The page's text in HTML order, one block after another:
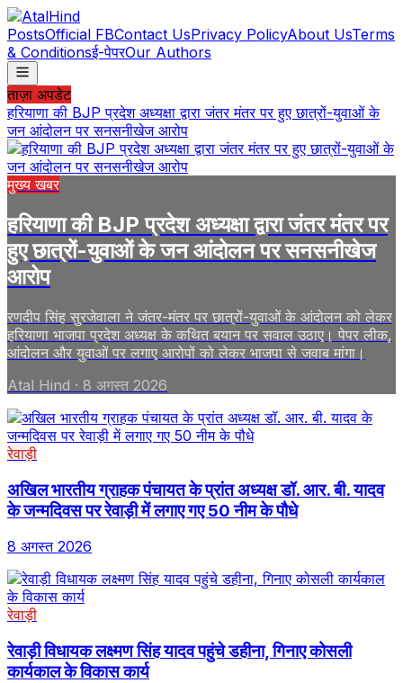
PostsOfficial FBContact UsPrivacy PolicyAbout UsTerms
& Conditionsई-पेपरOur Authors
ताज़ा अपडेट
हरियाणा की BJP प्रदेश अध्यक्षा द्वारा जंतर मंतर पर हुए छात्रों-युवाओं के
जन आंदोलन पर सनसनीखेज आरोप
मुख्य खबर
हरियाणा की BJP प्रदेश अध्यक्षा द्वारा जंतर मंतर पर
हुए छात्रों-युवाओं के जन आंदोलन पर सनसनीखेज
आरोप
रणदीप सिंह सुरजेवाला ने जंतर-मंतर पर छात्रों-युवाओं के आंदोलन को लेकर
हरियाणा भाजपा प्रदेश अध्यक्ष के कथित बयान पर सवाल उठाए। पेपर लीक,
आंदोलन और युवाओं पर लगाए आरोपों को लेकर भाजपा से जवाब मांगा।
Atal Hind · 8 अगस्त 2026
रेवाड़ी
अखिल भारतीय ग्राहक पंचायत के प्रांत अध्यक्ष डॉ. आर. बी. यादव
के जन्मदिवस पर रेवाड़ी में लगाए गए 50 नीम के पौधे
8 अगस्त 2026
रेवाड़ी
रेवाड़ी विधायक लक्ष्मण सिंह यादव पहुंचे डहीना, गिनाए कोसली
कार्यकाल के विकास कार्य